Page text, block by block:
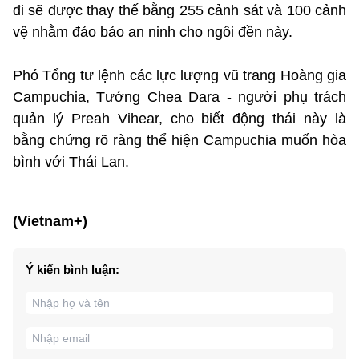
đi sẽ được thay thế bằng 255 cảnh sát và 100 cảnh
vệ nhằm đảo bảo an ninh cho ngôi đền này.
Phó Tổng tư lệnh các lực lượng vũ trang Hoàng gia
Campuchia, Tướng Chea Dara - người phụ trách
quản lý Preah Vihear, cho biết động thái này là
bằng chứng rõ ràng thể hiện Campuchia muốn hòa
bình với Thái Lan.
(Vietnam+)
Ý kiến bình luận: